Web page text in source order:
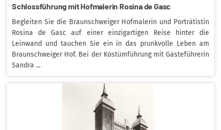
Schlossführung mit Hofmalerin Rosina de Gasc
Begleiten Sie die Braunschweiger Hofmalerin und Porträtistin
Rosina de Gasc auf einer einzigartigen Reise hinter die
Leinwand und tauchen Sie ein in das prunkvolle Leben am
Braunschweiger Hof. Bei der Kostümführung mit Gästeführerin
Sandra ...